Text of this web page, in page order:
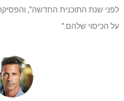
לפני שנת התוכנית החדשה",
על הכיסוי שלהם."